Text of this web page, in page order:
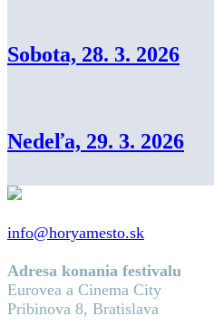
Sobota, 28. 3. 2026
Nedeľa, 29. 3. 2026
info@horyamesto.sk
Adresa konania festivalu
Eurovea a Cinema City
Pribinova 8, Bratislava